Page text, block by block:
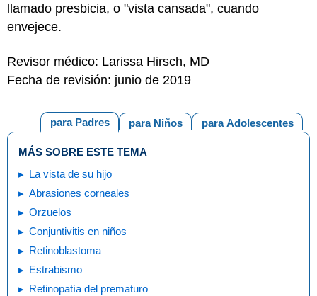
llamado presbicia, o "vista cansada", cuando
envejece.
Revisor médico: Larissa Hirsch, MD
Fecha de revisión: junio de 2019
para Adolescentes
para Niños
para Padres
MÁS SOBRE ESTE TEMA
La vista de su hijo
Abrasiones corneales
Orzuelos
Conjuntivitis en niños
Retinoblastoma
Estrabismo
Retinopatía del prematuro